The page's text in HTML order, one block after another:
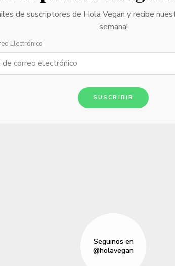
de suscriptores de Hola Vegan y recibe
semana!
Electrónico
SUSCRIBIR
Seguinos en
@holavegan